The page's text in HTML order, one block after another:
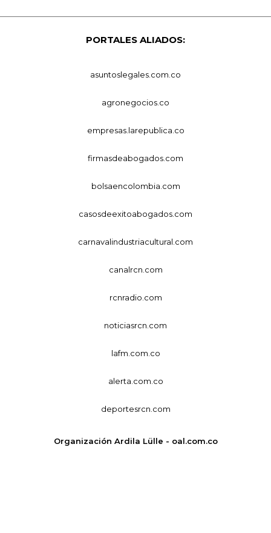
PORTALES ALIADOS:
asuntoslegales.com.co
agronegocios.co
empresas.larepublica.co
firmasdeabogados.com
bolsaencolombia.com
casosdeexitoabogados.com
carnavalindustriacultural.com
canalrcn.com
rcnradio.com
noticiasrcn.com
lafm.com.co
alerta.com.co
deportesrcn.com
Organización Ardila Lülle - oal.com.co